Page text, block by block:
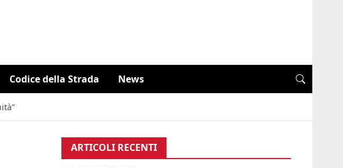
Codice della Strada News
ARTICOLI RECENTI